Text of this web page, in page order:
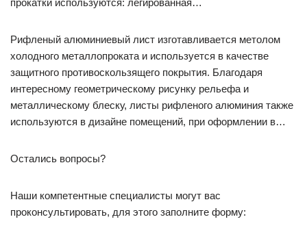
прокатки используются: легированная…
Рифленый алюминиевый лист изготавливается метолом
холодного металлопроката и используется в качестве
защитного противоскользящего покрытия. Благодаря
интересному геометрическому рисунку рельефа и
металлическому блеску, листы рифленого алюминия также
используются в дизайне помещений, при оформлении в…
Остались вопросы?
Наши компетентные специалисты могут вас
проконсультировать, для этого заполните форму: